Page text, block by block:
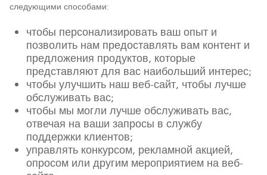
следующими способами:
чтобы персонализировать ваш опыт и
позволить нам предоставлять вам контент и
предложения продуктов, которые
представляют для вас наибольший интерес;
чтобы улучшить наш веб-сайт, чтобы лучше
обслуживать вас;
чтобы мы могли лучше обслуживать вас,
отвечая на ваши запросы в службу
поддержки клиентов;
управлять конкурсом, рекламной акцией,
опросом или другим мероприятием на веб-